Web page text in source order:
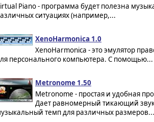
Piano - программа будет полезна
ситуациях (например,...
XenoHarmonica 1.0
XenoHarmonica - это эмулятор
персонального компьютера. С помощью...
Metronome 1.50
Metronome - простая и удобная
Дает равномерный тикающий
темп для различных размеров...